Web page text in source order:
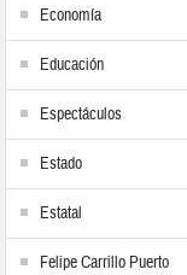
Economía
Educación
Espectáculos
Estado
Estatal
Felipe Carrillo Puerto